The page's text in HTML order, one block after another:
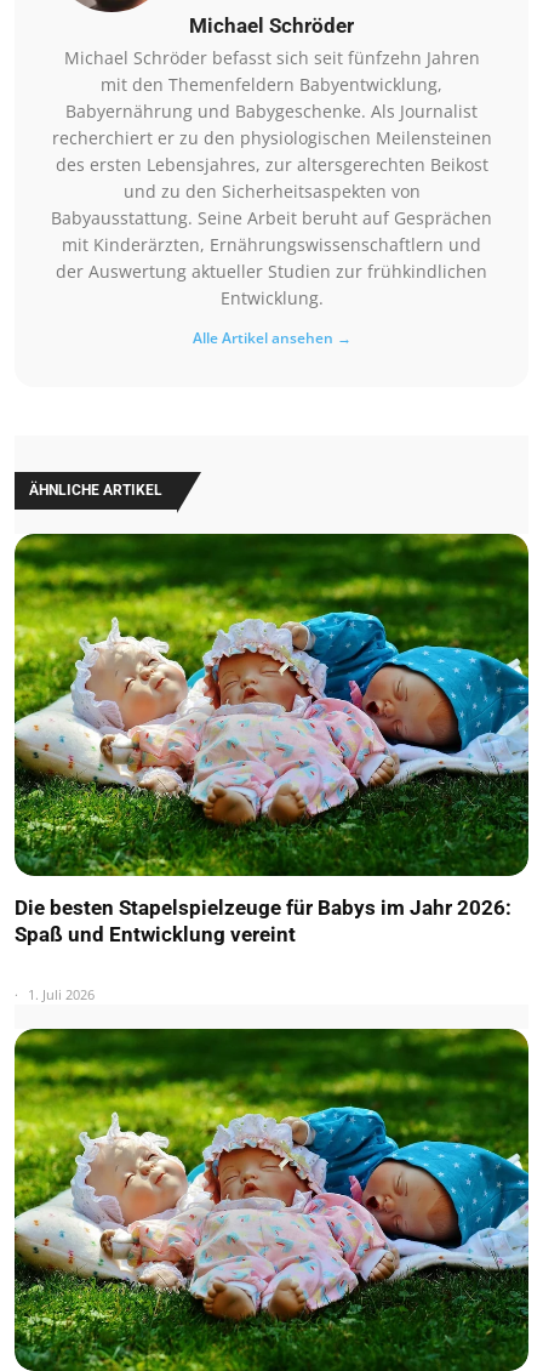
Michael Schröder
Michael Schröder befasst sich seit fünfzehn Jahren
mit den Themenfeldern Babyentwicklung,
Babyernährung und Babygeschenke. Als Journalist
recherchiert er zu den physiologischen Meilensteinen
des ersten Lebensjahres, zur altersgerechten Beikost
und zu den Sicherheitsaspekten von
Babyausstattung. Seine Arbeit beruht auf Gesprächen
mit Kinderärzten, Ernährungswissenschaftlern und
der Auswertung aktueller Studien zur frühkindlichen
Entwicklung.
Alle Artikel ansehen →
ÄHNLICHE ARTIKEL
Die besten Stapelspielzeuge für Babys im Jahr 2026:
Spaß und Entwicklung vereint
1. Juli 2026